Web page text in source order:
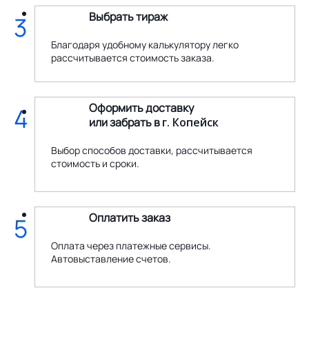
Выбрать тираж
Благодаря удобному калькулятору легко
рассчитывается стоимость заказа.
3
Оформить доставку
или забрать вг. Копейск
Выбор способов доставки, рассчитывается
стоимость и сроки.
4
Оплатить заказ
Оплата через платежные сервисы.
Автовыставление счетов.
5